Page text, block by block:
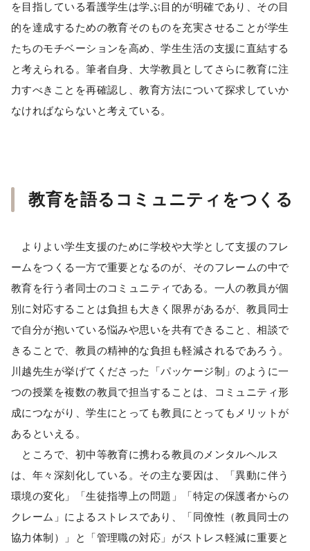
を目指している看護学生は学ぶ目的が明確であり、その目
的を達成するための教育そのものを充実させることが学生
たちのモチベーションを高め、学生生活の支援に直結する
と考えられる。筆者自身、大学教員としてさらに教育に注
力すべきことを再確認し、教育方法について探求していか
なければならないと考えている。
教育を語るコミュニティをつくる
よりよい学生支援のために学校や大学として支援のフレ
ームをつくる一方で重要となるのが、そのフレームの中で
教育を行う者同士のコミュニティである。一人の教員が個
別に対応することは負担も大きく限界があるが、教員同士
で自分が抱いている悩みや思いを共有できること、相談で
きることで、教員の精神的な負担も軽減されるであろう。
川越先生が挙げてくださった「パッケージ制」のように一
つの授業を複数の教員で担当することは、コミュニティ形
成につながり、学生にとっても教員にとってもメリットが
あるといえる。
ところで、初中等教育に携わる教員のメンタルヘルス
は、年々深刻化している。その主な要因は、「異動に伴う
環境の変化」「生徒指導上の問題」「特定の保護者からの
クレーム」によるストレスであり、「同僚性（教員同士の
協力体制）」と「管理職の対応」がストレス軽減に重要と